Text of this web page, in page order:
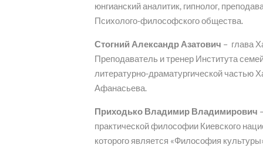
юнгианский аналитик, гипнолог,
Психолого-философского общества.
Стогний Александр Азатович – глава
Преподаватель и тренер Института
литературно-драматургической частью
Афанасьева.
Приходько Владимир Владимирович
практической философии Киевского
которого является «Философия